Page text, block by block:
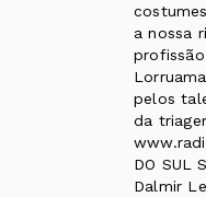
a nossa
pelos
da
DO SUL
Dalmir